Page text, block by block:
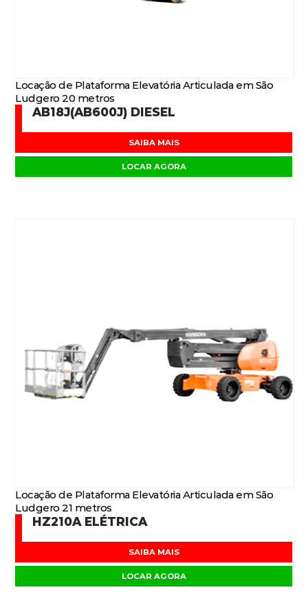
Locação de Plataforma Elevatória Articulada em São
Ludgero 20 metros
AB18J(AB600J) DIESEL
SAIBA MAIS
LOCAR AGORA
Locação de Plataforma Elevatória Articulada em São
Ludgero 21 metros
HZ210A ELÉTRICA
SAIBA MAIS
LOCAR AGORA